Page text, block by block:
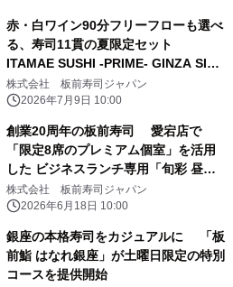
赤・白ワイン90分フリーフローも選べ
る、寿司11貫の夏限定セット
ITAMAE SUSHI -PRIME- GINZA SIX
店で7月10日より提供開始
株式会社 板前寿司ジャパン
2026年7月9日 10:00
創業20周年の板前寿司 愛宕店で
「限定8席のプレミアム個室」を活用
した ビジネスランチ専用「旬彩 昼会
席」を6月22日より提供開始！
株式会社 板前寿司ジャパン
2026年6月18日 10:00
銀座の本格寿司をカジュアルに 「板
前鮨 はなれ銀座」が土曜日限定の特別
コースを提供開始